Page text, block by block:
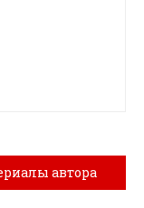
автора